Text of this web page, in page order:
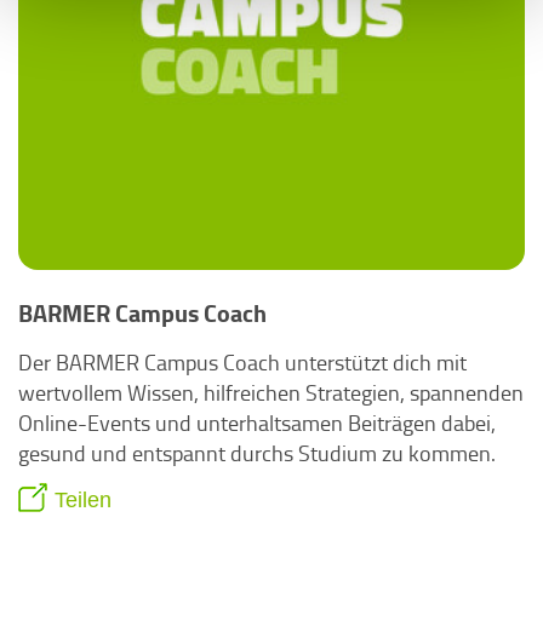
BARMER Campus Coach
Der BARMER Campus Coach unterstützt dich mit
wertvollem Wissen, hilfreichen Strategien, spannenden
Online-Events und unterhaltsamen Beiträgen dabei,
gesund und entspannt durchs Studium zu kommen.
Teilen